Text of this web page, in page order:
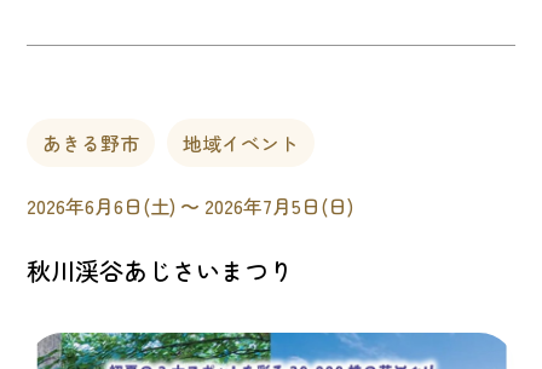
あきる野市 地域イベント
2026年6月6日(土) 〜 2026年7月5日(日)
秋川渓谷あじさいまつり